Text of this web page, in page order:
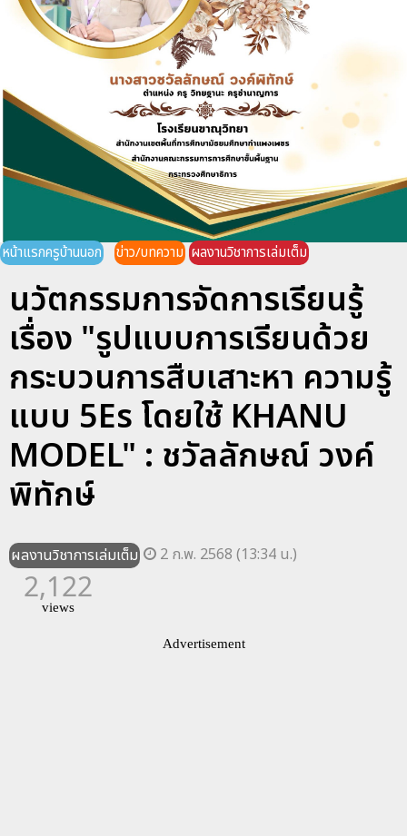
หน้าแรกครูบ้านนอก ข่าว/บทความ ผลงานวิชาการเล่มเต็ม
นวัตกรรมการจัดการเรียนรู้
เรื่อง "รูปแบบการเรียนด้วย
กระบวนการสืบเสาะหา ความรู้
แบบ 5Es โดยใช้ KHANU
MODEL" : ชวัลลักษณ์ วงค์
พิทักษ์
ผลงานวิชาการเล่มเต็ม 2 ก.พ. 2568 (13:34 น.)
2,122
views
Advertisement